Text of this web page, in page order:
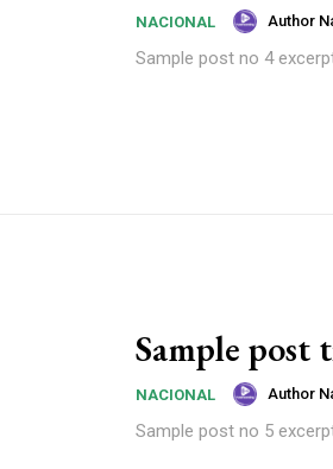
NACIONAL Author
Sample post no 4
Sample post
NACIONAL Author
Sample post no 5